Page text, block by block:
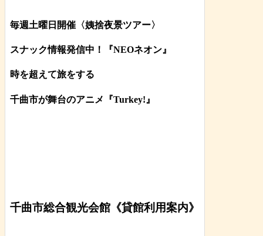
毎週土曜日開催〈姨捨夜景ツアー〉
スナック情報発信中！『NEOネオン』
時を超えて旅をする
千曲市が舞台のアニメ『Turkey!』
千曲市総合観光会館《貸館利用案内》